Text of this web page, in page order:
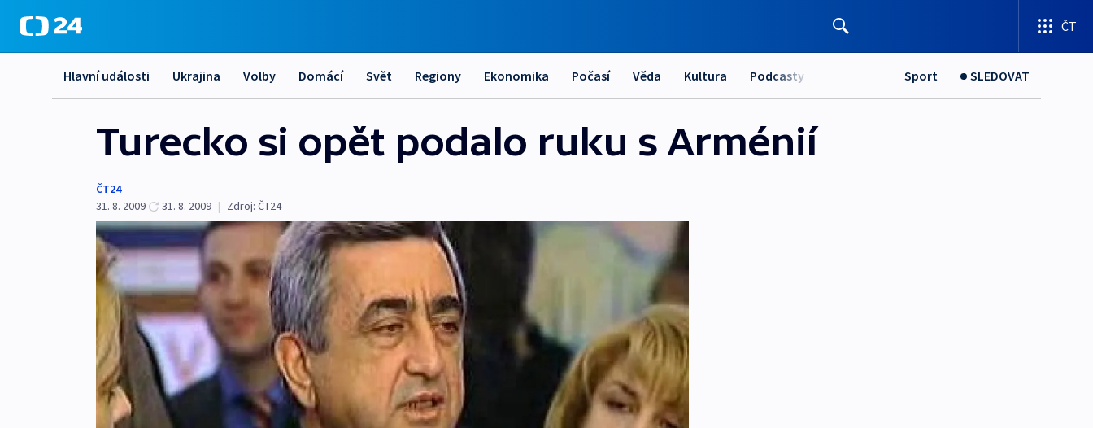
ČT
Hlavní události Ukrajina Volby Domácí Svět Regiony Ekonomika Počasí Věda Kultura Podcasty Sport SLEDOVAT
Turecko si opět podalo ruku s Arménií
ČT24
31. 8. 2009
31. 8. 2009 | Zdroj: ČT24